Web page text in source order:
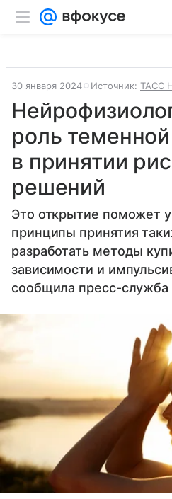
30 января 2024 Источник: ТАСС
роль
в принятии
решений
Это открытие поможет
принципы принятия
разработать методы
зависимости и
сообщила пресс-